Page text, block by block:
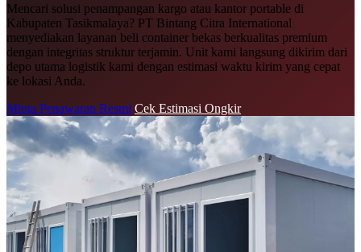
Mencari solusi penampangan kargo atau kantor portable di
Kabupaten Tasikmalaya? PT Bintang Citra International
menyediakan layanan beli container bekas berkualitas premium
dengan integritas struktur terjamin. Unit kami langsung dikirim dari
depo utama logistik kami dengan estimasi waktu kirim yang cepat
ke lokasi Anda.
Minta Penawaran Resmi Cek Estimasi Ongkir